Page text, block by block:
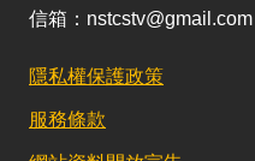
信箱：nstcstv@gmail.com
隱私權保護政策
服務條款